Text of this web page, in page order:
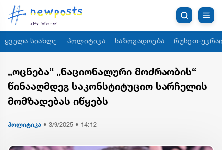
ყველა სიახლე პოლიტიკა საზოგადოება რუსეთ-
„ოცნება“ „ნაციონალური მოძრაობის“
წინააღმდეგ საკონსტიტუციო სარჩელის
მომზადებას იწყებს
პოლიტიკა • 3/9/2025 • 14:12